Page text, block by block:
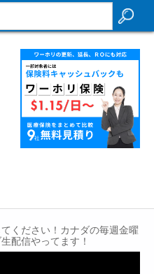
ください！カナダの毎週金曜
配信やってます！